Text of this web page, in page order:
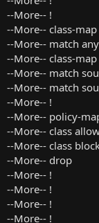
--More-- !
--More-- class-
--More-- match any
--More-- class-
--More-- match
--More-- match
--More-- !
--More-- policy-
--More-- class
--More-- class
--More-- drop
--More-- !
--More-- !
--More-- !
--More-- !